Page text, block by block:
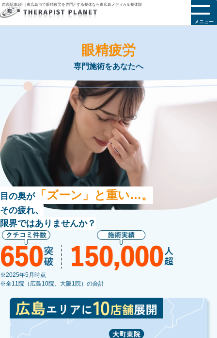
西条駅車3分｜東広島市で眼精疲労を専門とする整体なら東広島メディカル整体院
メニュー
眼精疲労
専門施術をあなたへ
目の奥が「ズーン」と重い…。
その疲れ、
限界ではありませんか？
※2025年5月時点
※全11院（広島10院、大阪1院）の合計